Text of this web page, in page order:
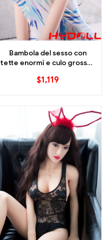
Bambola del sesso con
tette enormi e culo grosso-
$1,119